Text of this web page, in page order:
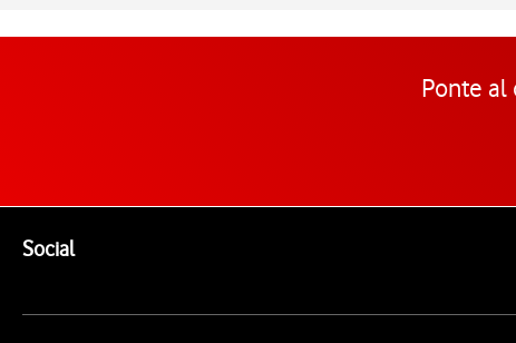
Ponte al
SocialEnlaces a las redes sociales de Vodafone